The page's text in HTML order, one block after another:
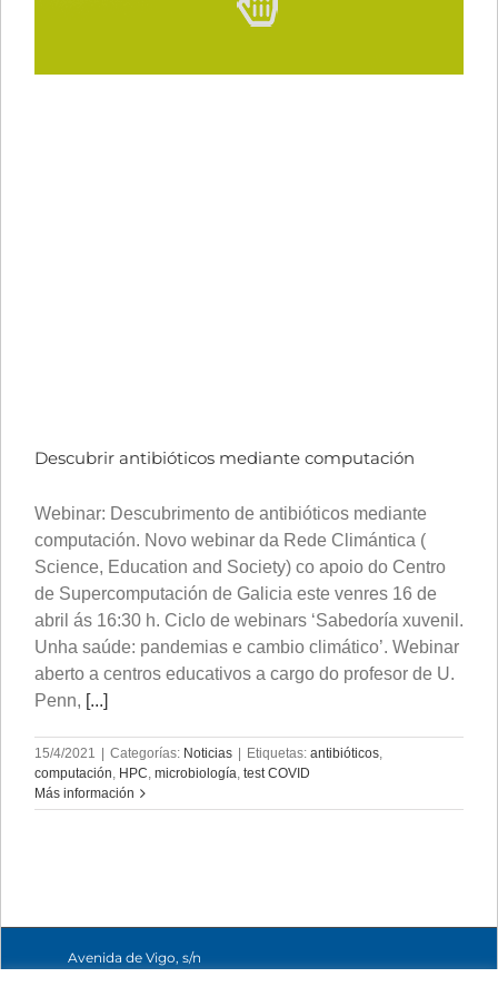
Descubrir antibióticos mediante computación
Webinar: Descubrimento de antibióticos mediante
computación. Novo webinar da Rede Climántica (
Science, Education and Society) co apoio do Centro
de Supercomputación de Galicia este venres 16 de
abril ás 16:30 h. Ciclo de webinars ‘Sabedoría xuvenil.
Unha saúde: pandemias e cambio climático’. Webinar
aberto a centros educativos a cargo do profesor de U.
Penn, [...]
15/4/2021 | Categorías: Noticias | Etiquetas: antibióticos
computación HPC microbiología test COVID
Más información
Avenida de Vigo, s/n